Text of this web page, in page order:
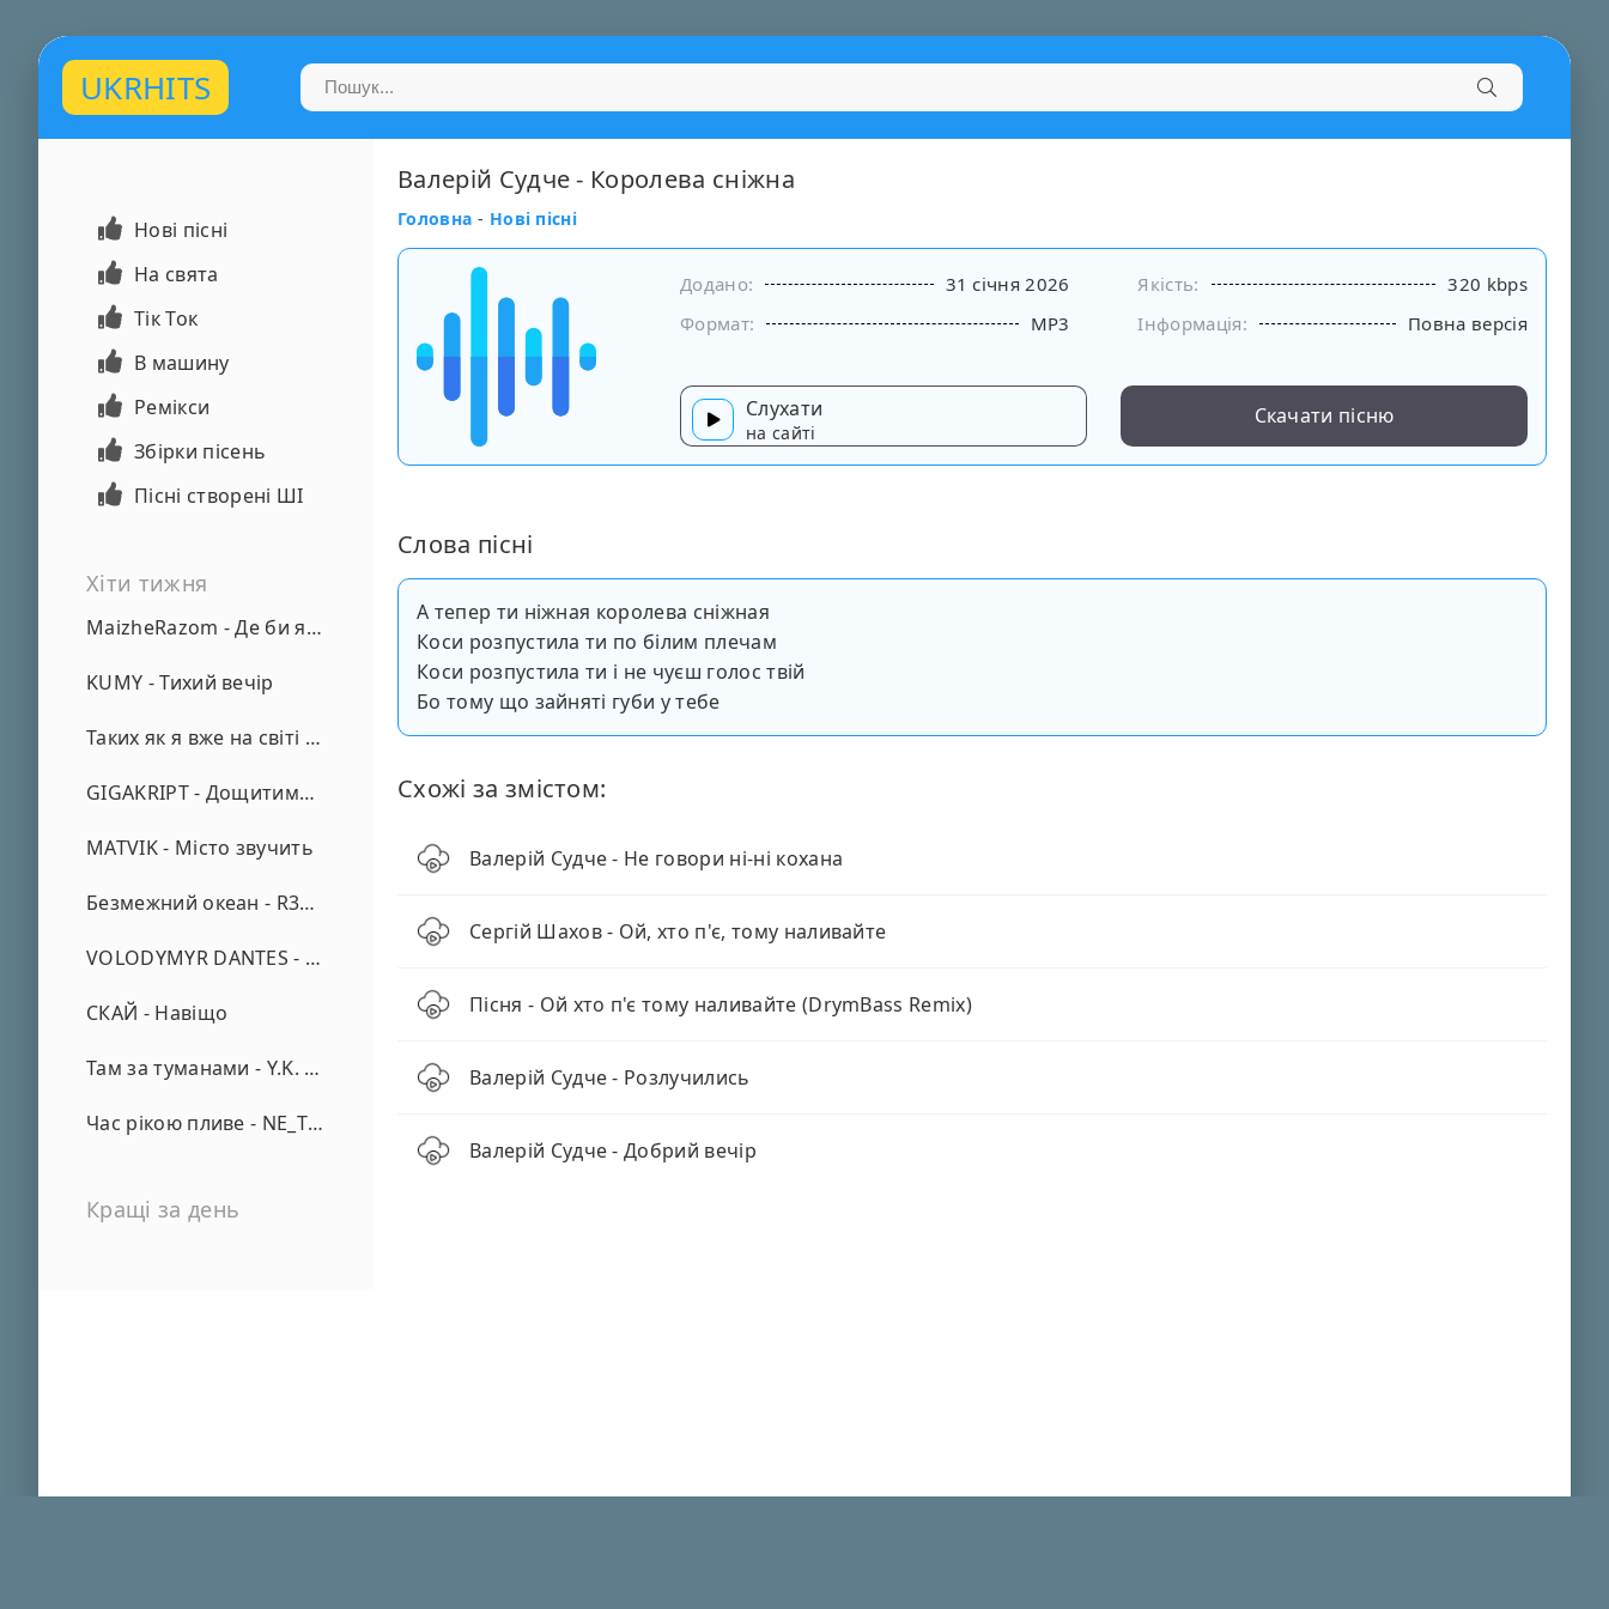
UKRHITS
Нові пісні
На свята
Тік Ток
В машину
Ремікси
Збірки пісень
Пісні створені ШІ
Хіти тижня
MaizheRazom - Де би я не був
KUMY - Тихий вечір
Таких як я вже на світі нема - А. Малярник
GIGAKRIPT - Дощитиме зима
MATVIK - Місто звучить
Безмежний океан - R3phase
VOLODYMYR DANTES - Просто кохаю (REMIX)
СКАЙ - Навіщо
Там за туманами - Y.K. Music
Час рікою пливе - NE_TVOYA_MRIYA
Кращі за день
Валерій Cудче - Королева сніжна
Головна - Нові пісні
Додано: 31 січня 2026 Якість:
320 kbps
Формат:
MP3 Інформація: Повна версія
Слухати
на сайті
Скачати пісню
Слова пісні
А тепер ти ніжная королева сніжная
Коси розпустила ти по білим плечам
Коси розпустила ти і не чуєш голос твій
Бо тому що зайняті губи у тебе
Схожі за змістом:
Валерій Cудче - Не говори ні-ні кохана
Сергій Шахов - Ой, хто п'є, тому наливайте
Пісня - Ой хто п'є тому наливайте (DrymBass Remix)
Валерій Судче - Розлучились
Валерій Судче - Добрий вечір